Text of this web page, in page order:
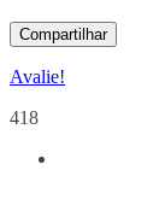
Compartilhar
Avalie!
418